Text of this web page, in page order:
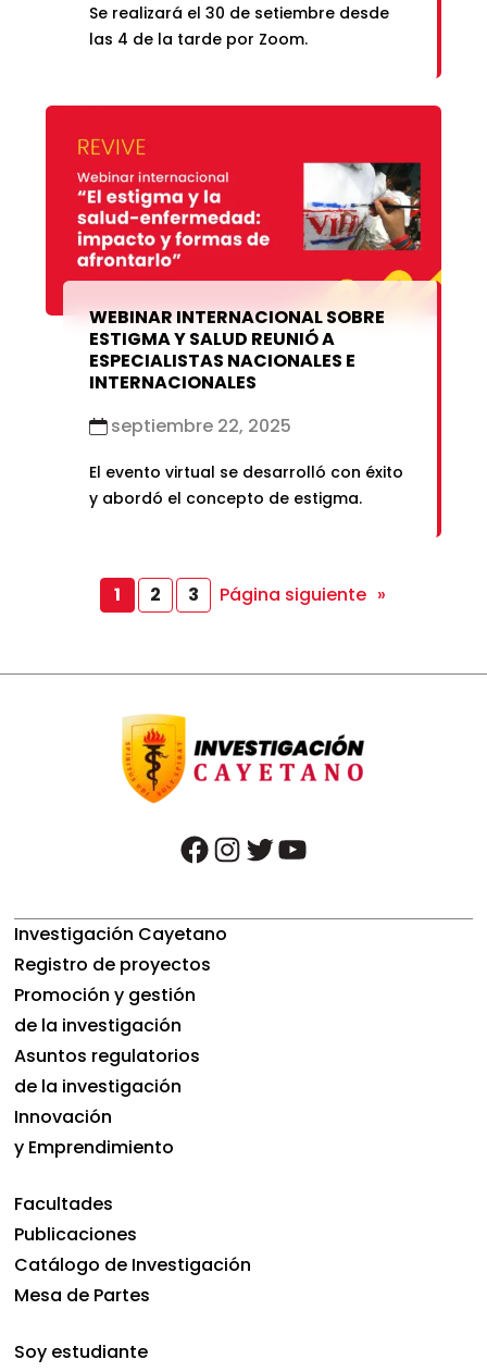
Se realizará el 30 de setiembre desde
las 4 de la tarde por Zoom.
WEBINAR INTERNACIONAL SOBRE
ESTIGMA Y SALUD REUNIÓ A
ESPECIALISTAS NACIONALES E
INTERNACIONALES
septiembre 22, 2025
El evento virtual se desarrolló con éxito
y abordó el concepto de estigma.
1 2 3 Página siguiente »
facebook instagram twitter youtube
Investigación Cayetano
Registro de proyectos
Promoción y gestión
de la investigación
Asuntos regulatorios
de la investigación
Innovación
y Emprendimiento
Facultades
Publicaciones
Catálogo de Investigación
Mesa de Partes
Soy estudiante